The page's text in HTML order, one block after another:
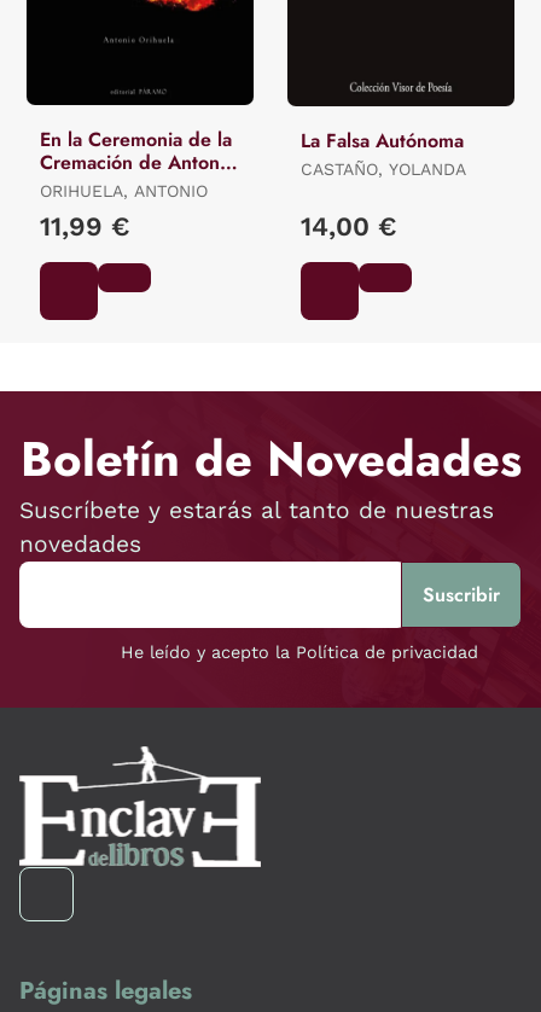
En la Ceremonia de la
Cremación de Antonio
Orihuela
ORIHUELA, ANTONIO
11,99 €
La Falsa Autónoma
CASTAÑO, YOLANDA
14,00 €
Boletín de Novedades
Suscríbete y estarás al tanto de nuestras
novedades
He leído y acepto la Política de privacidad
Páginas legales